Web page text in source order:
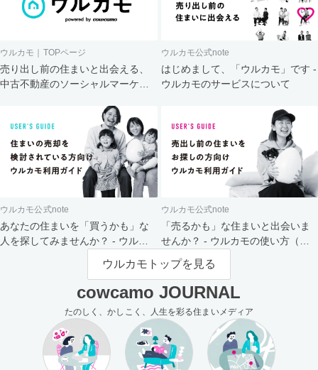
ウルカモ｜TOPページ
売り出し前の住まいと出会える、
中古不動産のソーシャルマーケッ
ウルカモ公式note
はじめまして、「ウルカモ」です -
ウルカモのサービスについて
ウルカモ公式note
あなたの住まいを「買うかも」な
人を探してみませんか？ - ウルカ
ウルカモ公式note
「売るかも」な住まいと出会いま
せんか？ - ウルカモの使い方（買
主さま向け）
ウルカモトップを見る
cowcamo JOURNAL
たのしく、かしこく、人生を彩る住まいメディア